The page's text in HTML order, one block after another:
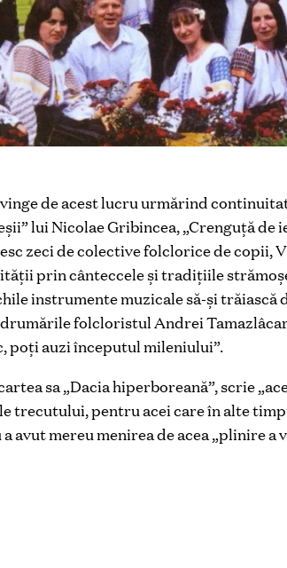
de acest lucru urmărind
lui Nicolae Gribincea, „Crenguță
zeci de colective folclorice de copii,
prin cânteccele și tradițiile
instrumente muzicale să-și
folcloristul Andrei
poți auzi începutul mileniului”.
sa „Dacia hiperboreană”, scrie
trecutului, pentru acei care în alte
avut mereu menirea de acea „plinire a